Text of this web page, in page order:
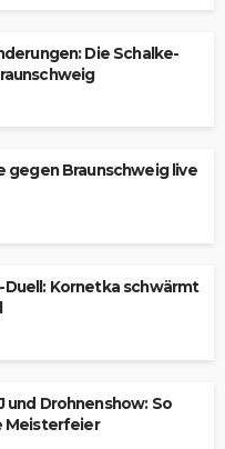
Die Schalke-
gegen Braunschweig live
Duell: Kornetka schwärmt
und Drohnenshow: So
Meisterfeier